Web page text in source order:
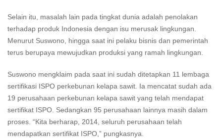
Selain itu, masalah lain pada tingkat dunia adalah penolakan
terhadap produk Indonesia dengan isu merusak lingkungan.
Menurut Suswono, hingga saat ini pelaku bisnis dan pemerintah
terus berupaya mewujudkan produksi yang ramah lingkungan.
Suswono mengklaim pada saat ini sudah ditetapkan 11 lembaga
sertifikasi ISPO perkebunan kelapa sawit. Ia mencatat sudah ada
19 perusahaan perkebunan kelapa sawit yang telah mendapat
sertifikat ISPO. Sedangkan 95 perusahaan lainnya masih dalam
proses. “Kita berharap, 2014, seluruh perusahaan telah
mendapatkan sertifikat ISPO,” pungkasnya.